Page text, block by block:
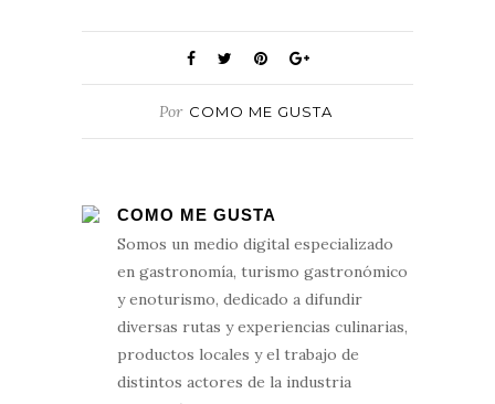
Por COMO ME GUSTA
COMO ME GUSTA
Somos un medio digital especializado
en gastronomía, turismo gastronómico
y enoturismo, dedicado a difundir
diversas rutas y experiencias culinarias,
productos locales y el trabajo de
distintos actores de la industria